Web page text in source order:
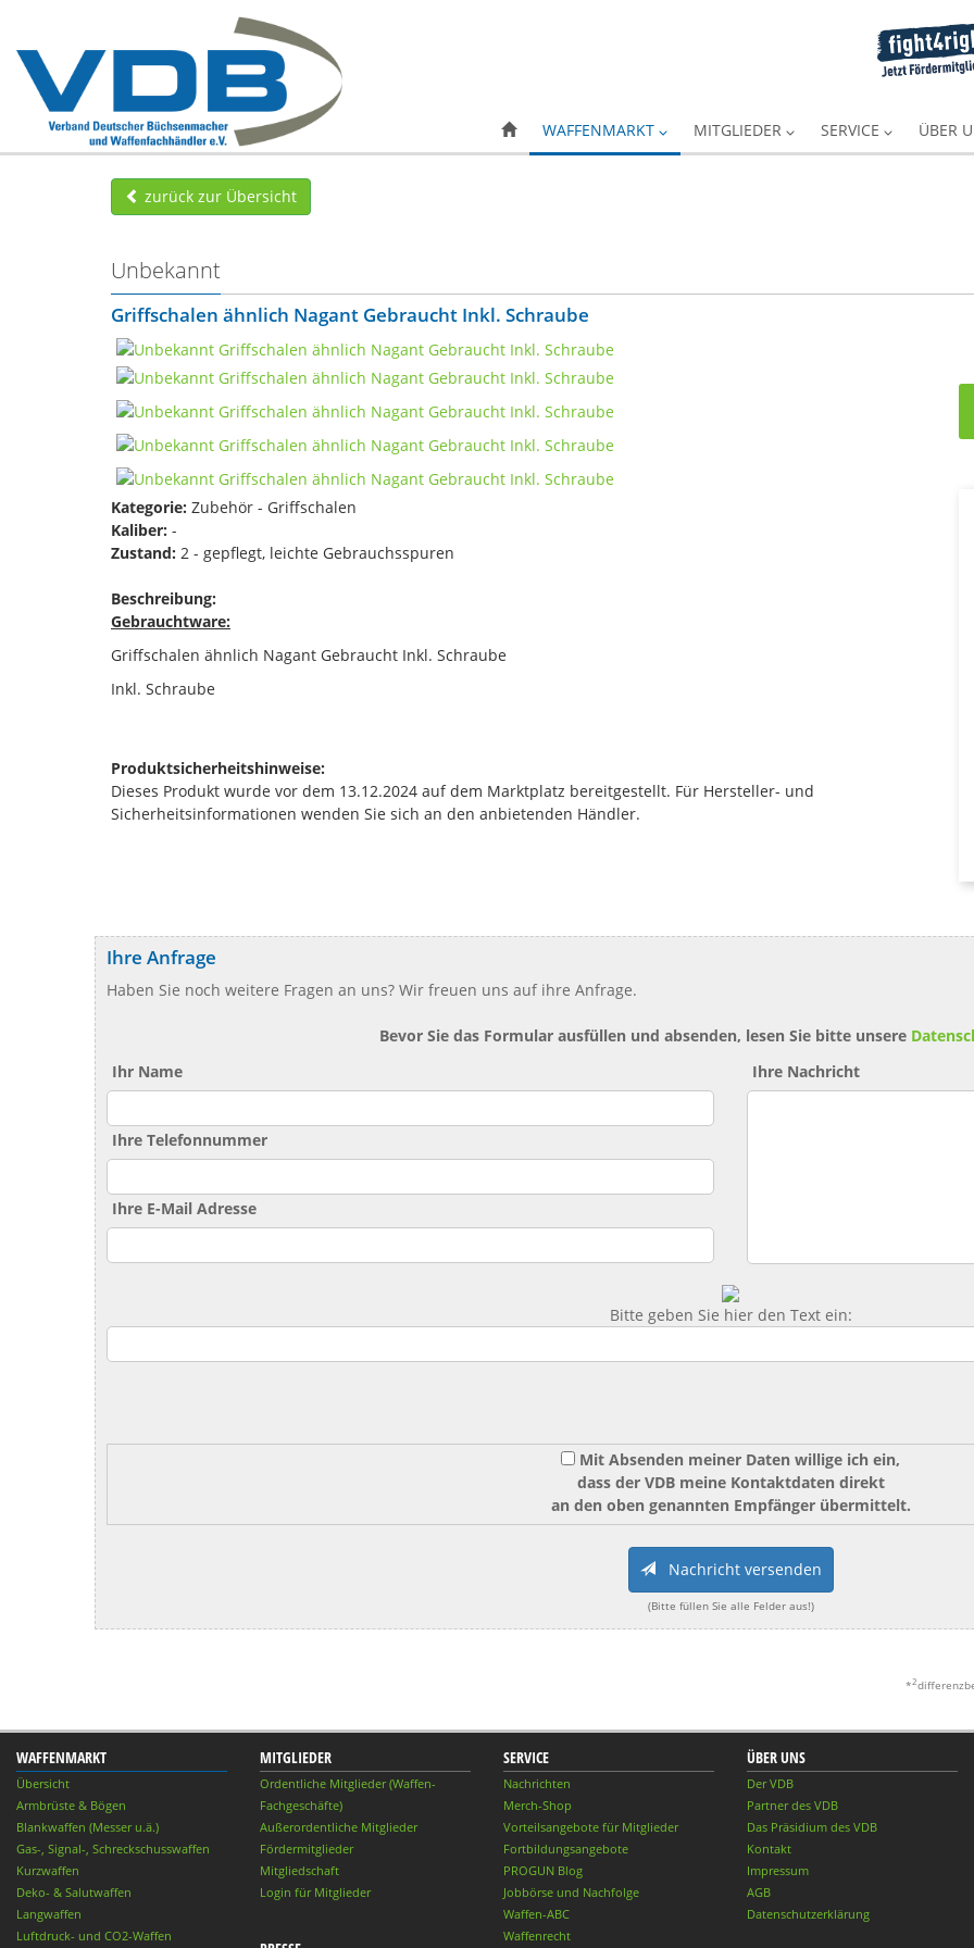
WAFFENMARKT MITGLIEDER SERVICE ÜBER
zurück zur Übersicht
Unbekannt
Griffschalen ähnlich Nagant Gebraucht Inkl. Schraube
Kategorie: Zubehör - Griffschalen
Kaliber: -
Zustand: 2 - gepflegt, leichte Gebrauchsspuren
Beschreibung:
Gebrauchtware:
Griffschalen ähnlich Nagant Gebraucht Inkl. Schraube
Inkl. Schraube
Produktsicherheitshinweise:
Dieses Produkt wurde vor dem 13.12.2024 auf dem Marktplatz bereitgestellt. Für Hersteller- und
Sicherheitsinformationen wenden Sie sich an den anbietenden Händler.
Ihre Anfrage
Haben Sie noch weitere Fragen an uns? Wir freuen uns auf ihre Anfrage.
Bevor Sie das Formular ausfüllen und absenden, lesen Sie bitte unsere
Ihr Name
Ihre Telefonnummer
Ihre E-Mail Adresse
Ihre Nachricht
Bitte geben Sie hier den Text ein:
Mit Absenden meiner Daten willige ich ein,
dass der VDB meine Kontaktdaten direkt
an den oben genannten Empfänger übermittelt.
Nachricht versenden
(Bitte füllen Sie alle Felder aus!)
*2
WAFFENMARKT
Übersicht
Armbrüste & Bögen
Blankwaffen (Messer u.ä.)
Gas-, Signal-, Schreckschusswaffen
Kurzwaffen
Deko- & Salutwaffen
Langwaffen
Luftdruck- und CO2-Waffen
MITGLIEDER
Ordentliche Mitglieder (Waffen-
Fachgeschäfte)
Außerordentliche Mitglieder
Fördermitglieder
Mitgliedschaft
Login für Mitglieder
SERVICE
Nachrichten
Merch-Shop
Vorteilsangebote für Mitglieder
Fortbildungsangebote
PROGUN Blog
Jobbörse und Nachfolge
Waffen-ABC
Waffenrecht
ÜBER UNS
Der VDB
Partner des VDB
Das Präsidium des VDB
Kontakt
Impressum
AGB
Datenschutzerklärung